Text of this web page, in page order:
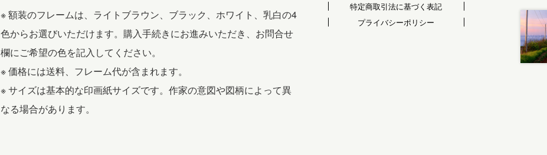
※ 額装のフレームは、ライトブラウン、ブラック、ホワイト、乳白の4
色からお選びいただけます。購入手続きにお進みいただき、お問合せ
欄にご希望の色を記入してください。
※ 価格には送料、フレーム代が含まれます。
※ サイズは基本的な印画紙サイズです。作家の意図や図柄によって異
なる場合があります。
特定商取引法に基づく表記
プライバシーポリシー